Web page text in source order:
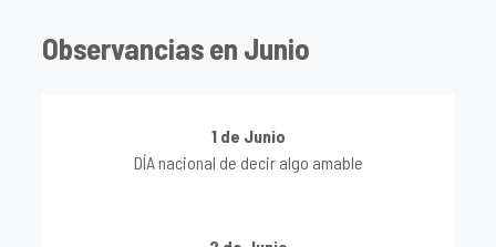
Observancias en Junio
1 de Junio
DÍA nacional de decir algo amable